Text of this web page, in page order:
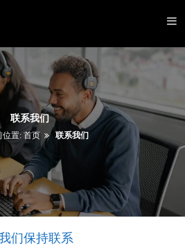
联系我们
位置:首页 联系我们
们保持联系